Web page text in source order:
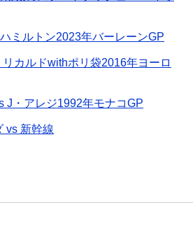
ミルトン2023年バーレーンGP
カルドwithポリ袋2016年ヨーロ
J・アレジ1992年モナコGP
vs 新幹線